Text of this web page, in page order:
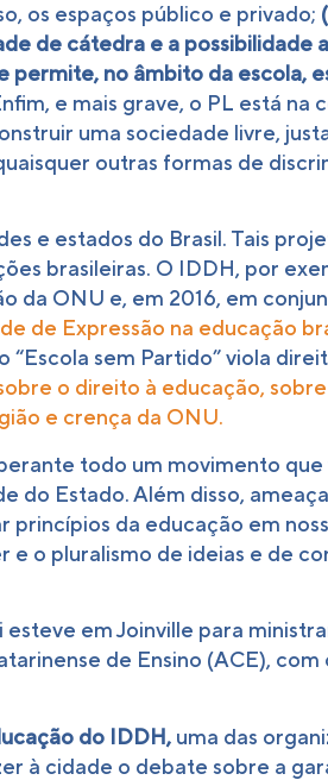
os espaços público e privado;
de cátedra e a possibilidade
no âmbito da escola,
e mais grave, o PL está na
uma sociedade livre,
outras formas de
e estados do Brasil. Tais
brasileiras. O IDDH, por
da ONU e, em 2016, em
de Expressão na educação
sem Partido” viola
o direito à educação,
e crença da ONU.
todo um movimento que
do Estado. Além disso,
da educação em
e o pluralismo de ideias e de
em Joinville para
de Ensino (ACE), com
do IDDH, uma das
à cidade o debate sobre a